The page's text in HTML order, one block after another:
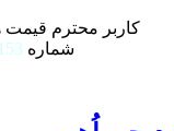
کاربر محترم
شماره